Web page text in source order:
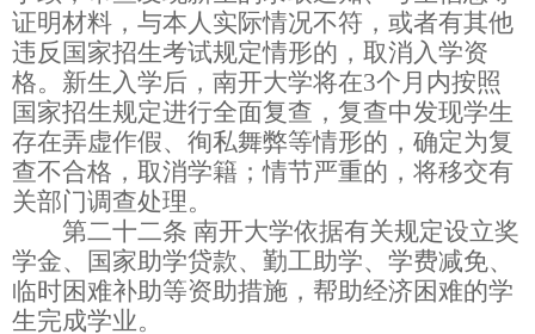
证明材料，与本人实际情况不符，或者有其他
违反国家招生考试规定情形的，取消入学资
格。新生入学后，南开大学将在3个月内按照
国家招生规定进行全面复查，复查中发现学生
存在弄虚作假、徇私舞弊等情形的，确定为复
查不合格，取消学籍；情节严重的，将移交有
关部门调查处理。
第二十二条 南开大学依据有关规定设立奖
学金、国家助学贷款、勤工助学、学费减免、
临时困难补助等资助措施，帮助经济困难的学
生完成学业。